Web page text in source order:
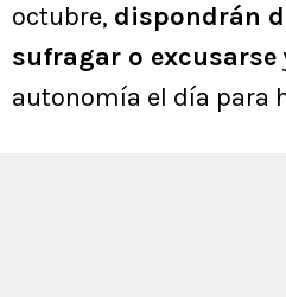
octubre, dispondrán
sufragar o excusarse
autonomía el día para